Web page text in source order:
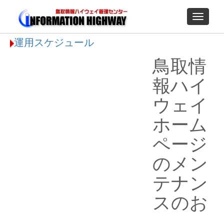
Toggle
運用スケジュール
鳥取情
報ハイ
ウェイ
ホーム
ページ
のメン
テナン
スのお